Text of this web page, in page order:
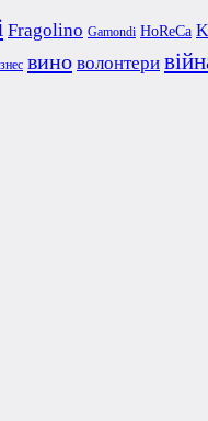
Fragolino Gamondi HoReCa
вино волонтери